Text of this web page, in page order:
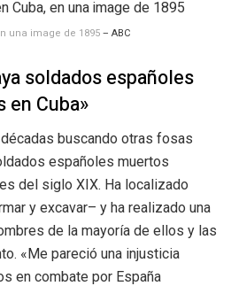
una image de 1895– ABC
soldados españoles
Cuba»
buscando otras fosas
españoles muertos
del siglo XIX. Ha localizado
y excavar– y ha realizado una
de la mayoría de ellos y las
«Me pareció una injusticia
en combate por España